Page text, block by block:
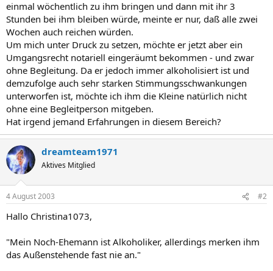
einmal wöchentlich zu ihm bringen und dann mit ihr 3
Stunden bei ihm bleiben würde, meinte er nur, daß alle zwei
Wochen auch reichen würden.
Um mich unter Druck zu setzen, möchte er jetzt aber ein
Umgangsrecht notariell eingeräumt bekommen - und zwar
ohne Begleitung. Da er jedoch immer alkoholisiert ist und
demzufolge auch sehr starken Stimmungsschwankungen
unterworfen ist, möchte ich ihm die Kleine natürlich nicht
ohne eine Begleitperson mitgeben.
Hat irgend jemand Erfahrungen in diesem Bereich?
dreamteam1971
Aktives Mitglied
4 August 2003 #2
Hallo Christina1073,
"Mein Noch-Ehemann ist Alkoholiker, allerdings merken ihm
das Außenstehende fast nie an."